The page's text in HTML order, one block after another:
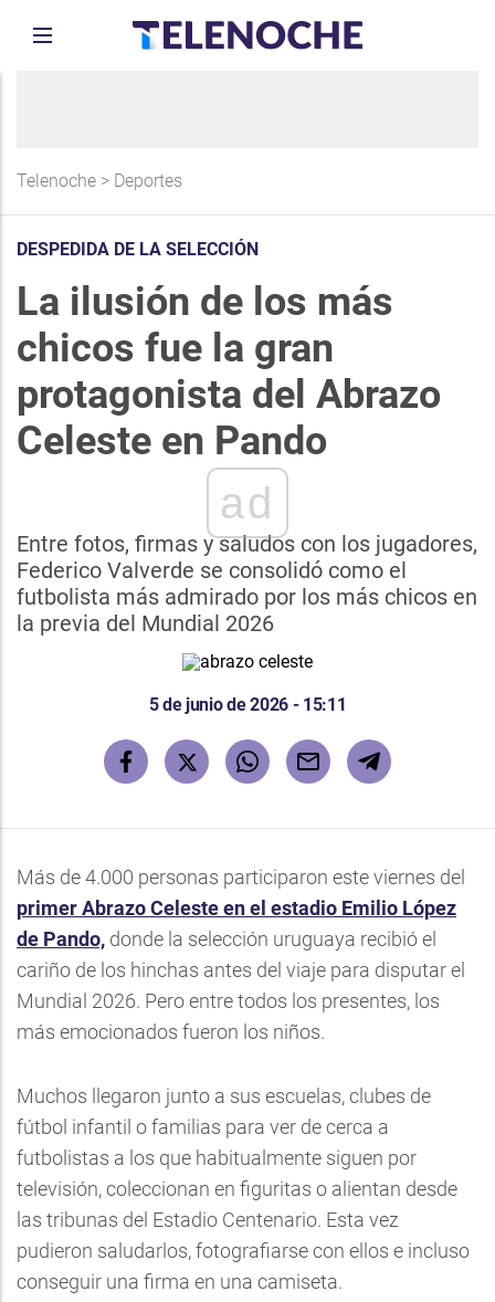
Telenoche > Deportes
DESPEDIDA DE LA SELECCIÓN
La ilusión de los más
chicos fue la gran
protagonista del Abrazo
Celeste en Pando
ad
Entre fotos, firmas y saludos con los jugadores,
Federico Valverde se consolidó como el
futbolista más admirado por los más chicos en
la previa del Mundial 2026
5 de junio de 2026 - 15:11
Más de 4.000 personas participaron este viernes del
primer Abrazo Celeste en el estadio Emilio López
de Pando, donde la selección uruguaya recibió el
cariño de los hinchas antes del viaje para disputar el
Mundial 2026. Pero entre todos los presentes, los
más emocionados fueron los niños.
Muchos llegaron junto a sus escuelas, clubes de
fútbol infantil o familias para ver de cerca a
futbolistas a los que habitualmente siguen por
televisión, coleccionan en figuritas o alientan desde
las tribunas del Estadio Centenario. Esta vez
pudieron saludarlos, fotografiarse con ellos e incluso
conseguir una firma en una camiseta.